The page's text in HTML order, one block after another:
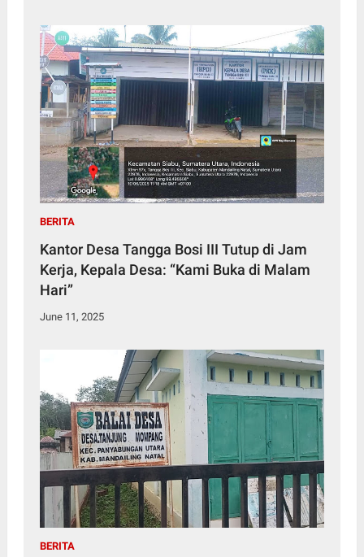
BERITA
Kantor Desa Tangga Bosi III Tutup di Jam
Kerja, Kepala Desa: “Kami Buka di Malam
Hari”
June 11, 2025
BERITA